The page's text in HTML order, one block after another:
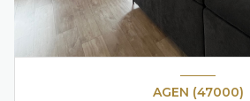
AGEN (47000)